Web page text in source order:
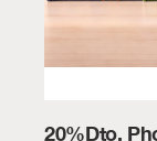
20%Dto.